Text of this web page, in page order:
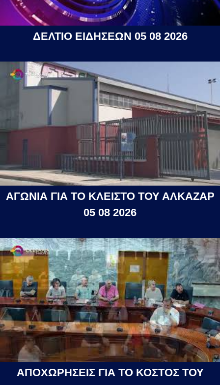
ΔΕΛΤΙΟ ΕΙΔΗΣΕΩΝ 05 08 2026
ΑΓΩΝΙΑ ΓΙΑ ΤΟ ΚΛΕΙΣΤΟ ΤΟΥ ΑΛΚΑΖΑΡ
05 08 2026
ΑΠΟΧΩΡΗΣΕΙΣ ΓΙΑ ΤΟ ΚΟΣΤΟΣ ΤΟΥ